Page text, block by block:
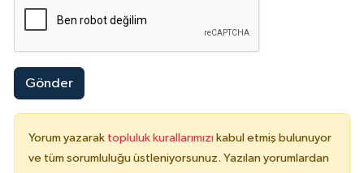
Gönder
Yorum yazarak topluluk kurallarımızı kabul etmiş bulunuyor
ve tüm sorumluluğu üstleniyorsunuz. Yazılan yorumlardan